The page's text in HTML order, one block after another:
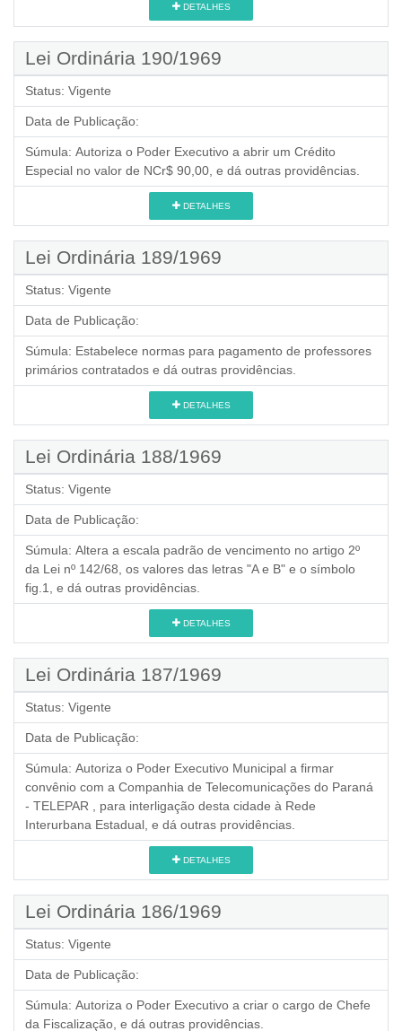
DETALHES
Lei Ordinária 190/1969
Status: Vigente
Data de Publicação:
Súmula: Autoriza o Poder Executivo a abrir um Crédito
Especial no valor de NCr$ 90,00, e dá outras providências.
DETALHES
Lei Ordinária 189/1969
Status: Vigente
Data de Publicação:
Súmula: Estabelece normas para pagamento de professores
primários contratados e dá outras providências.
DETALHES
Lei Ordinária 188/1969
Status: Vigente
Data de Publicação:
Súmula: Altera a escala padrão de vencimento no artigo 2º
da Lei nº 142/68, os valores das letras "A e B" e o símbolo
fig.1, e dá outras providências.
DETALHES
Lei Ordinária 187/1969
Status: Vigente
Data de Publicação:
Súmula: Autoriza o Poder Executivo Municipal a firmar
convênio com a Companhia de Telecomunicações do Paraná
- TELEPAR , para interligação desta cidade à Rede
Interurbana Estadual, e dá outras providências.
DETALHES
Lei Ordinária 186/1969
Status: Vigente
Data de Publicação:
Súmula: Autoriza o Poder Executivo a criar o cargo de Chefe
da Fiscalização, e dá outras providências.